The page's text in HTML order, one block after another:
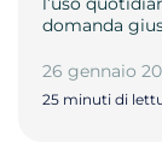
domanda
26 gennaio
25 minuti di